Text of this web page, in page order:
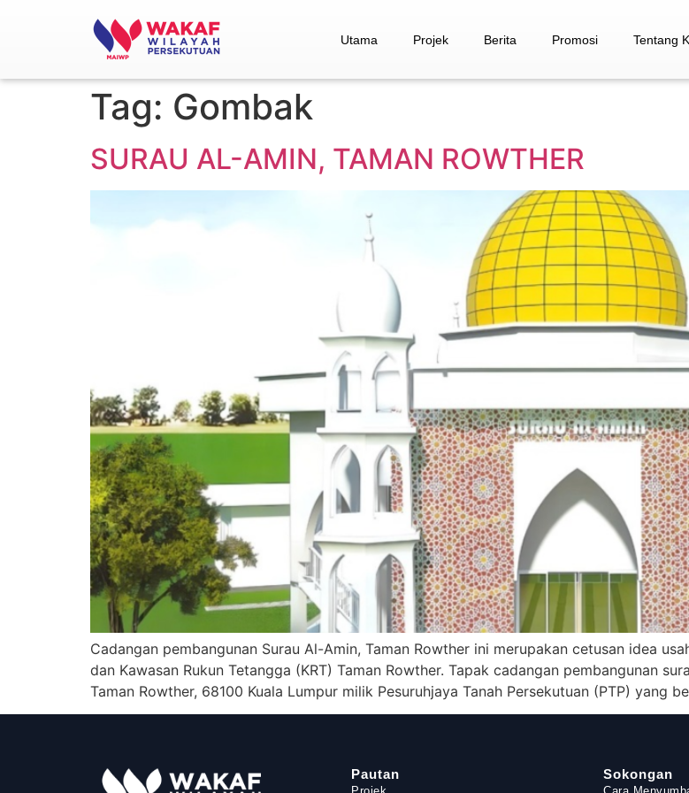
Utama Projek Berita Promosi Tentang
Tag: Gombak
SURAU AL-AMIN, TAMAN ROWTHER
Cadangan pembangunan Surau Al-Amin, Taman Rowther ini merupakan cetusan idea
dan Kawasan Rukun Tetangga (KRT) Taman Rowther. Tapak cadangan pembangunan
Taman Rowther, 68100 Kuala Lumpur milik Pesuruhjaya Tanah Persekutuan (PTP) yang
Pautan Sokongan